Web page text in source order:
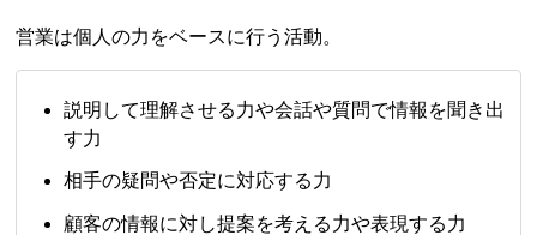
営業は個人の力をベースに行う活動。
説明して理解させる力や会話や質問で情報を聞き出
す力
相手の疑問や否定に対応する力
顧客の情報に対し提案を考える力や表現する力